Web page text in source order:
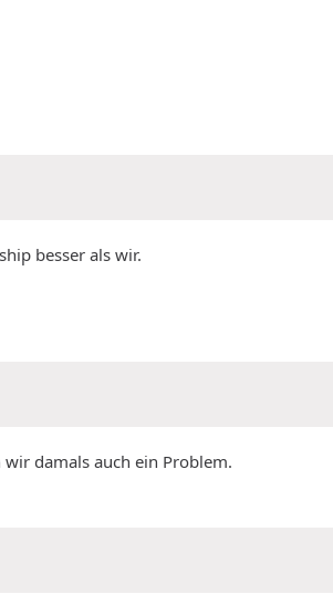
besser als wir.
damals auch ein Problem.